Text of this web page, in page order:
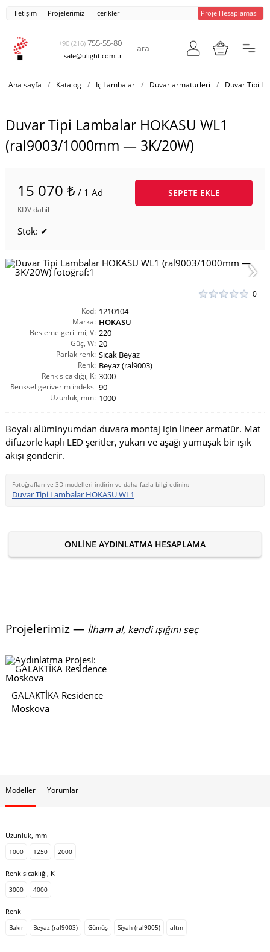
İletişim Projelerimiz Icerikler Proje Hesaplaması
+90 (216) 755-55-80
sale@ulight.com.tr
Ana sayfa / Katalog / İç Lambalar / Duvar armatürleri / Duvar Tipi
Duvar Tipi Lambalar HOKASU WL1
(ral9003/1000mm — 3K/20W)
15 070 ₺ / 1 Ad
KDV dahil
SEPETE EKLE
Stok: ✔
0
Kod: 1210104
Marka: HOKASU
Besleme gerilimi, V: 220
Güç, W: 20
Parlak renk: Sıcak Beyaz
Renk: Beyaz (ral9003)
Renk sıcaklığı, K: 3000
Renksel geriverim indeksi
CRI(Ra):
90
Uzunluk, mm: 1000
Boyalı alüminyumdan duvara montaj için lineer armatür. Mat
difüzörle kaplı LED şeritler, yukarı ve aşağı yumuşak bir ışık
akışı gönderir.
Fotoğrafları ve 3D modelleri indirin ve daha fazla bilgi edinin:
Duvar Tipi Lambalar HOKASU WL1
ONLINE AYDINLATMA HESAPLAMA
Projelerimiz — İlham al, kendi ışığını seç
GALAKTİKA Residence
Moskova
Modeller Yorumlar
Uzunluk, mm
1000 1250 2000
Renk sıcaklığı, K
3000 4000
Renk
Bakır Beyaz (ral9003) Gümüş Siyah (ral9005) altın